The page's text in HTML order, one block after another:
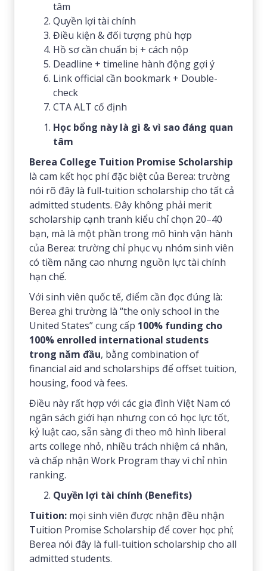
tâm
Quyền lợi tài chính
Điều kiện & đối tượng phù hợp
Hồ sơ cần chuẩn bị + cách nộp
Deadline + timeline hành động gợi ý
Link official cần bookmark + Double-
check
CTA ALT cố định
Học bổng này là gì & vì sao đáng quan
tâm
Berea College Tuition Promise Scholarship
là cam kết học phí đặc biệt của Berea: trường
nói rõ đây là full-tuition scholarship cho tất cả
admitted students. Đây không phải merit
scholarship cạnh tranh kiểu chỉ chọn 20–40
bạn, mà là một phần trong mô hình vận hành
của Berea: trường chỉ phục vụ nhóm sinh viên
có tiềm năng cao nhưng nguồn lực tài chính
hạn chế.
Với sinh viên quốc tế, điểm cần đọc đúng là:
Berea ghi trường là “the only school in the
United States” cung cấp 100% funding cho
100% enrolled international students
trong năm đầu, bằng combination of
financial aid and scholarships để offset tuition,
housing, food và fees.
Điều này rất hợp với các gia đình Việt Nam có
ngân sách giới hạn nhưng con có học lực tốt,
kỷ luật cao, sẵn sàng đi theo mô hình liberal
arts college nhỏ, nhiều trách nhiệm cá nhân,
và chấp nhận Work Program thay vì chỉ nhìn
ranking.
Quyền lợi tài chính (Benefits)
Tuition: mọi sinh viên được nhận đều nhận
Tuition Promise Scholarship để cover học phí;
Berea nói đây là full-tuition scholarship cho all
admitted students.